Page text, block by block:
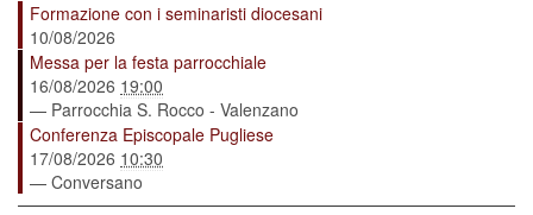
Formazione con i seminaristi diocesani
10/08/2026
Messa per la festa parrocchiale
16/08/2026 19:00
— Parrocchia S. Rocco - Valenzano
Conferenza Episcopale Pugliese
17/08/2026 10:30
— Conversano